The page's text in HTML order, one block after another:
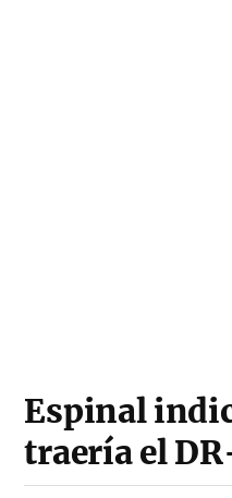
Espinal
traería el